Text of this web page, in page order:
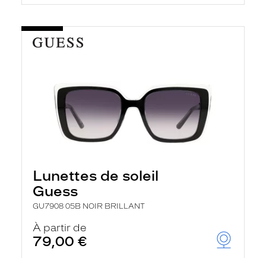
Lunettes de soleil
Guess
GU7908 05B NOIR BRILLANT
À partir de
79,00 €